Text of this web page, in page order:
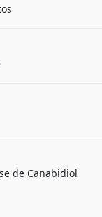
de Canabidiol